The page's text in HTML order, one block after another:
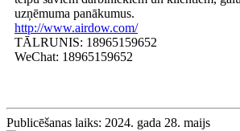
uzņēmuma panākumus.
http://www.airdow.com/
TĀLRUNIS: 18965159652
WeChat: 18965159652
Publicēšanas laiks: 2024. gada 28. maijs